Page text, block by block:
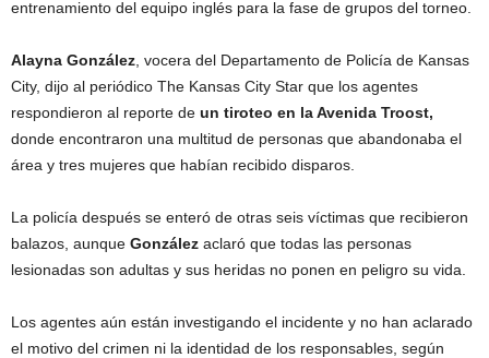
entrenamiento del equipo inglés para la fase de grupos del torneo.
Alayna González , vocera del Departamento de Policía de Kansas
City, dijo al periódico The Kansas City Star que los agentes
respondieron al reporte de un tiroteo en la Avenida Troost,
donde encontraron una multitud de personas que abandonaba el
área y tres mujeres que habían recibido disparos.
La policía después se enteró de otras seis víctimas que recibieron
balazos, aunque González aclaró que todas las personas
lesionadas son adultas y sus heridas no ponen en peligro su vida.
Los agentes aún están investigando el incidente y no han aclarado
el motivo del crimen ni la identidad de los responsables, según